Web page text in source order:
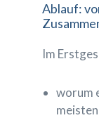
Ablauf:
Im
worum